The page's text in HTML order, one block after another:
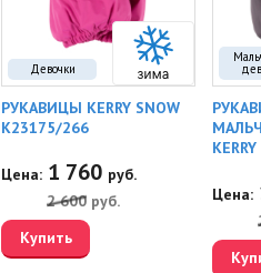
Девочки
РУКАВИЦЫ KERRY SNOW
K23175/266
Цена: 1 760 руб.
2 600 руб.
Купить
Цена: